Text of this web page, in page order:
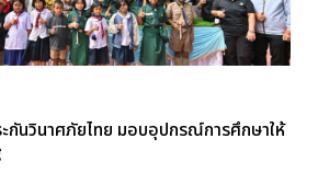
กันวินาศภัยไทย มอบอุปกรณ์การศึกษาให้